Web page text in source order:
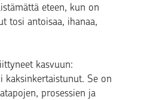
eteen, kun on
tosi antoisaa, ihanaa,
kasvuun:
Se on
prosessien ja